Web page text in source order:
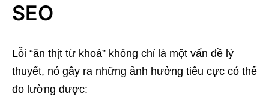
SEO
Lỗi “ăn thịt từ khoá” không chỉ là một vấn đề lý
thuyết, nó gây ra những ảnh hưởng tiêu cực có thể
đo lường được: